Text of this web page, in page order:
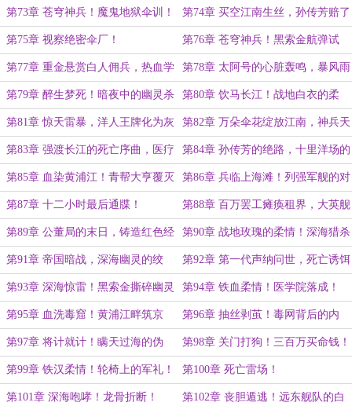
撼！ 形同虚设！
第73章 苍穹神兵！魔鬼地狱伞训！ 第74章 买空江南生丝，孙传芳赔了
夫人又折兵！
第75章 视察绝密伞厂！ 第76章 苍穹神兵！黑索金航弹试
爆！
第77章 重金悬赏白人佣兵，热血学
子赴军营！
第78章 太阿号的心脏轰鸣，暴风雨
前的宁静！
第79章 醉生梦死！暗夜中的幽灵杀
机！
第80章 饮马长江！战地白衣的柔
情！
第81章 惊天雷暴，洋人王牌化为灰
烬！
第82章 万朵伞花绽放江南，神兵天
降的屠杀！
第83章 强渡长江的死亡序曲，医疗
队的血色洗礼！
第84章 孙传芳的绝路，十里洋场的
末日狂欢！
第85章 血染黄浦江！青帮大亨覆灭 第86章 兵临上海滩！列强军舰的对
峙
第87章 十二小时最后通牒！ 第88章 百万罢工瘫痪租界，大英舰
队的屈辱撤退！
第89章 公董局的末日，铸造红色经
济铁幕！
第90章 战地玫瑰的柔情！深海猎杀
的序曲！
第91章 帝国暗战，深海幽灵的绞
杀！
第92章 第一代声纳问世，死亡诱饵
出港！
第93章 深海惊雷！黑索金撕碎幽灵 第94章 铁血柔情！医学院落成！
第95章 血洗毒窟！黄浦江畔筑京
观！
第96章 抽丝剥茧！毒网背后的内
鬼！
第97章 将计就计！瞒天过海的伪
装！
第98章 关门打狗！三百万买命钱！
第99章 铁汉柔情！轮椅上的军礼！ 第100章 死亡雷场！
第101章 深海咆哮！龙骨折断！ 第102章 丧胆遁逃！远东舰队的白